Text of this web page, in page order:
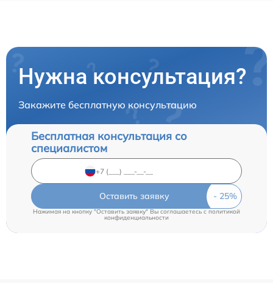
Нужна консультация?
Закажите бесплатную консультацию
Бесплатная консультация со
специалистом
Оставить заявку
Нажимая на кнопку "Оставить заявку" Вы соглашаетесь c политикой
конфиденциальности